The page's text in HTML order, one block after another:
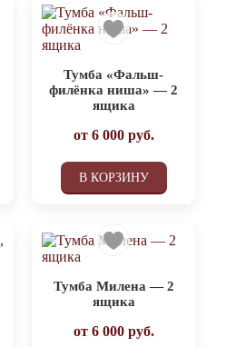
Тумба «Фальш-
филёнка ниша» — 2
ящика
от 6 000руб.
В КОРЗИНУ
Тумба Милена — 2
ящика
от 6 000руб.